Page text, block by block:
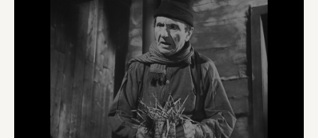
Arseneau Bussières Philippe
Arsin Jean
Asselin Olivier
Asselin Jean-François
Attenborough Richard
Aubin David
Aubry François
Audy Michel
Aurtenèche Albéric
Ayotte Zachary